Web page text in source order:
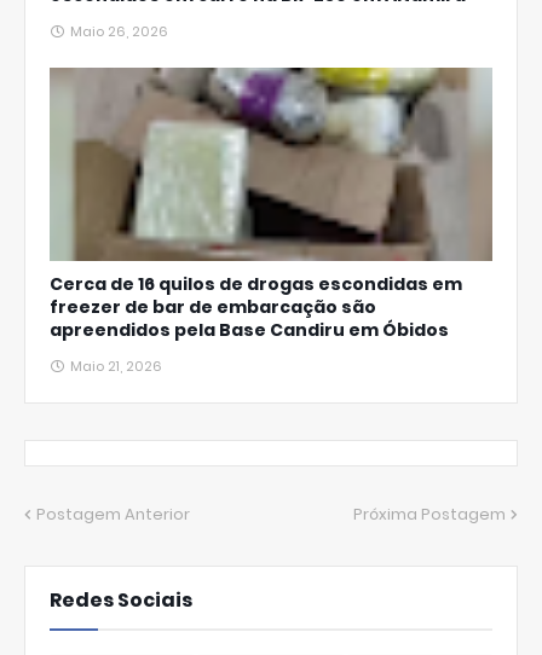
Maio 26, 2026
Cerca de 16 quilos de drogas escondidas em
freezer de bar de embarcação são
apreendidos pela Base Candiru em Óbidos
Maio 21, 2026
Postagem Anterior Próxima Postagem
Redes Sociais